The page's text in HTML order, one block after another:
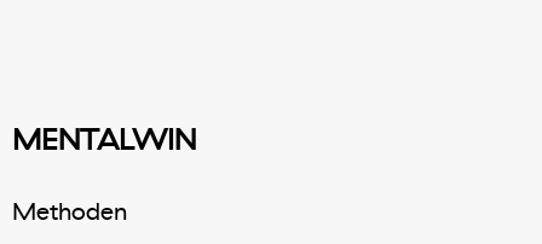
MENTALWIN
Methoden